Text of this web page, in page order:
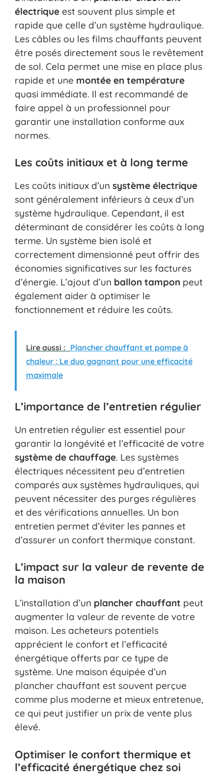
électrique est souvent plus simple et
rapide que celle d’un système hydraulique.
Les câbles ou les films chauffants peuvent
être posés directement sous le revêtement
de sol. Cela permet une mise en place plus
rapide et une montée en température
quasi immédiate. Il est recommandé de
faire appel à un professionnel pour
garantir une installation conforme aux
normes.
Les coûts initiaux et à long terme
Les coûts initiaux d’un système électrique
sont généralement inférieurs à ceux d’un
système hydraulique. Cependant, il est
déterminant de considérer les coûts à long
terme. Un système bien isolé et
correctement dimensionné peut offrir des
économies significatives sur les factures
d’énergie. L’ajout d’un ballon tampon peut
également aider à optimiser le
fonctionnement et réduire les coûts.
Lire aussi : Plancher chauffant et pompe à
chaleur : Le duo gagnant pour une efficacité
maximale
L’importance de l’entretien régulier
Un entretien régulier est essentiel pour
garantir la longévité et l’efficacité de votre
système de chauffage. Les systèmes
électriques nécessitent peu d’entretien
comparés aux systèmes hydrauliques, qui
peuvent nécessiter des purges régulières
et des vérifications annuelles. Un bon
entretien permet d’éviter les pannes et
d’assurer un confort thermique constant.
L’impact sur la valeur de revente de
la maison
L’installation d’un plancher chauffant peut
augmenter la valeur de revente de votre
maison. Les acheteurs potentiels
apprécient le confort et l’efficacité
énergétique offerts par ce type de
système. Une maison équipée d’un
plancher chauffant est souvent perçue
comme plus moderne et mieux entretenue,
ce qui peut justifier un prix de vente plus
élevé.
Optimiser le confort thermique et
l’efficacité énergétique chez soi